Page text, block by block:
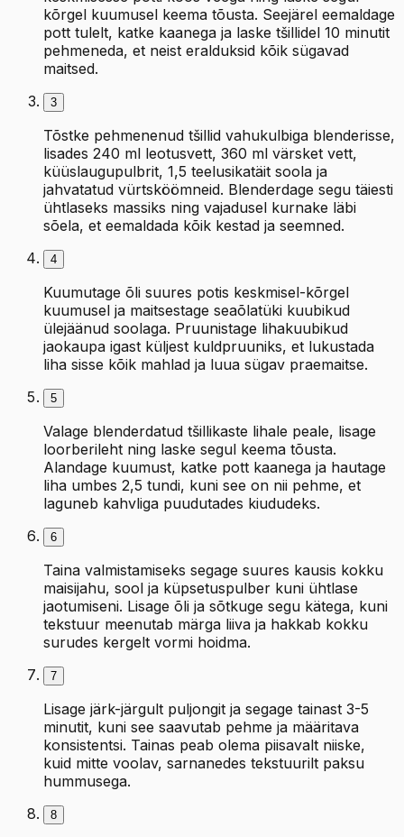
kõrgel kuumusel keema tõusta. Seejärel eemaldage
pott tulelt, katke kaanega ja laske tšillidel 10 minutit
pehmeneda, et neist eralduksid kõik sügavad
maitsed.
3
Tõstke pehmenenud tšillid vahukulbiga blenderisse,
lisades 240 ml leotusvett, 360 ml värsket vett,
küüslaugupulbrit, 1,5 teelusikatäit soola ja
jahvatatud vürtsköömneid. Blenderdage segu täiesti
ühtlaseks massiks ning vajadusel kurnake läbi
sõela, et eemaldada kõik kestad ja seemned.
4
Kuumutage õli suures potis keskmisel-kõrgel
kuumusel ja maitsestage seaõlatüki kuubikud
ülejäänud soolaga. Pruunistage lihakuubikud
jaokaupa igast küljest kuldpruuniks, et lukustada
liha sisse kõik mahlad ja luua sügav praemaitse.
5
Valage blenderdatud tšillikaste lihale peale, lisage
loorberileht ning laske segul keema tõusta.
Alandage kuumust, katke pott kaanega ja hautage
liha umbes 2,5 tundi, kuni see on nii pehme, et
laguneb kahvliga puudutades kiududeks.
6
Taina valmistamiseks segage suures kausis kokku
maisijahu, sool ja küpsetuspulber kuni ühtlase
jaotumiseni. Lisage õli ja sõtkuge segu kätega, kuni
tekstuur meenutab märga liiva ja hakkab kokku
surudes kergelt vormi hoidma.
7
Lisage järk-järgult puljongit ja segage tainast 3-5
minutit, kuni see saavutab pehme ja määritava
konsistentsi. Tainas peab olema piisavalt niiske,
kuid mitte voolav, sarnanedes tekstuurilt paksu
hummusega.
8